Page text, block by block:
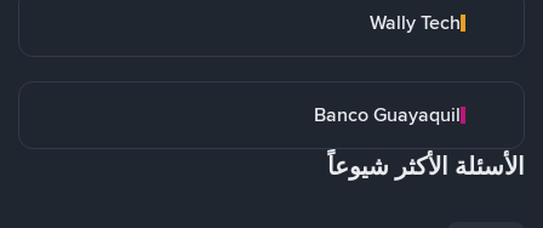
Wally Tech
Banco Guayaquil
الأسئلة الأكثر شيوعاً